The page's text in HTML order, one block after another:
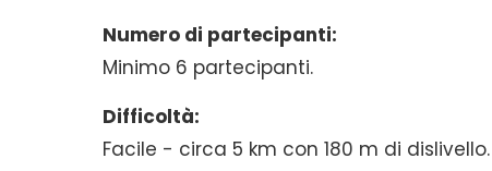
Numero di partecipanti:
Minimo 6 partecipanti.
Difficoltà:
Facile - circa 5 km con 180 m di dislivello.